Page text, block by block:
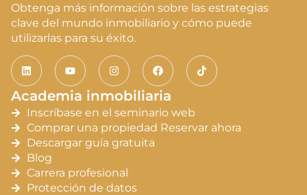
Obtenga más información sobre las estrategias
clave del mundo inmobiliario y cómo puede
utilizarlas para su éxito.
Academia inmobiliaria
Inscríbase en el seminario web
Comprar una propiedad Reservar ahora
Descargar guía gratuita
Blog
Carrera profesional
Protección de datos